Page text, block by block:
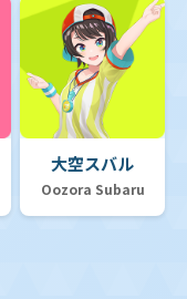
なた
火フレア
いろは
大空スバル
Oozora Subaru